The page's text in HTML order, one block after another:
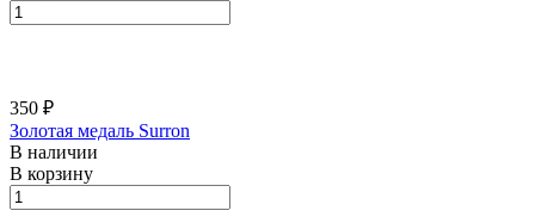
350 ₽
Золотая медаль Surron
В наличии
В корзину